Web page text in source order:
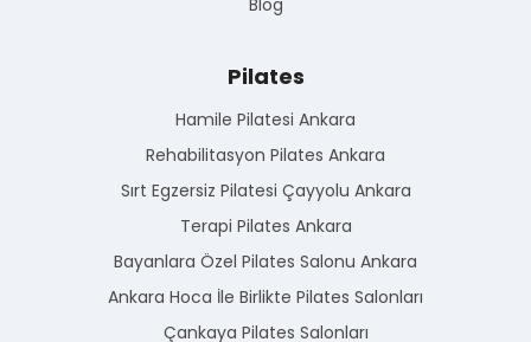
Blog
Pilates
Hamile Pilatesi Ankara
Rehabilitasyon Pilates Ankara
Sırt Egzersiz Pilatesi Çayyolu Ankara
Terapi Pilates Ankara
Bayanlara Özel Pilates Salonu Ankara
Ankara Hoca İle Birlikte Pilates Salonları
Çankaya Pilates Salonları